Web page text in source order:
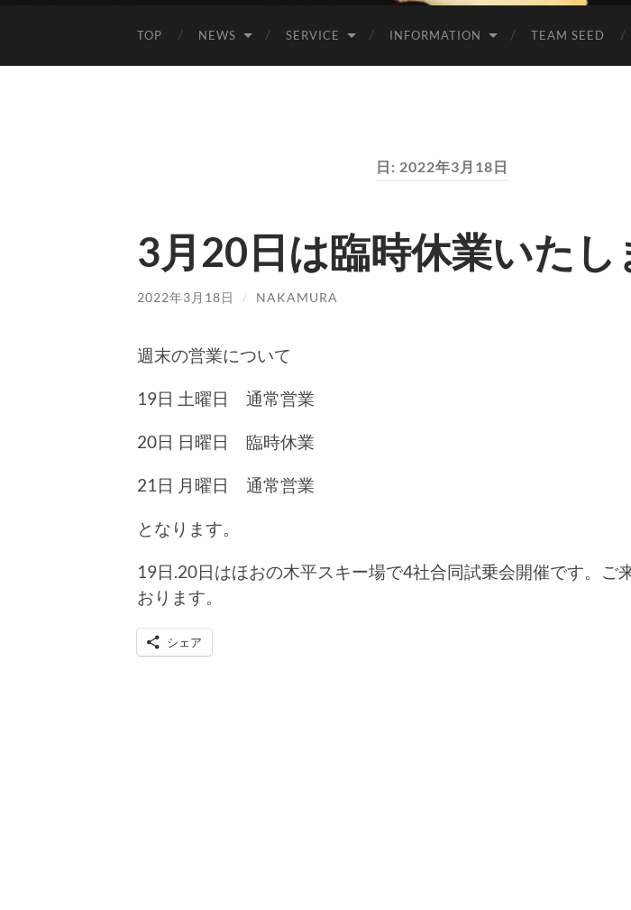
TOP NEWS SERVICE INFORMATION TEAM SEED
日: 2022年3月18日
3月20日は臨時休業いたし
2022年3月18日 / NAKAMURA
週末の営業について
19日 土曜日 通常営業
20日 日曜日 臨時休業
21日 月曜日 通常営業
となります。
19日.20日はほおの木平スキー場で4社合同試乗会開催です。ご
おります。
シェア